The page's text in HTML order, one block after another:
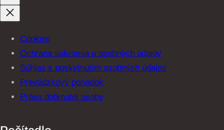
Cookies
Ochrana súkromia a osobných údajov
Súhlas s poskytnutím osobných údajov
Prevádzkový poriadok
Práva dotknutej osoby